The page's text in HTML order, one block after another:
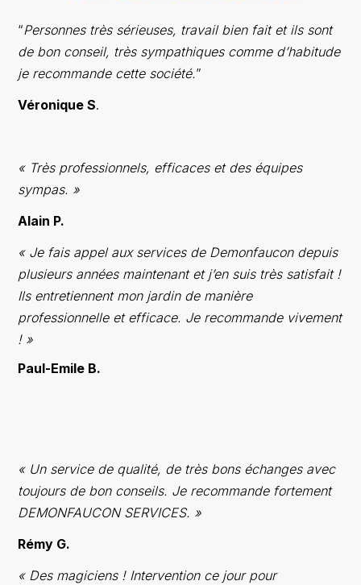
“Personnes très sérieuses, travail bien fait et ils sont
de bon conseil, très sympathiques comme d’habitude
je recommande cette société.”
Véronique S.
« Très professionnels, efficaces et des équipes
sympas. »
Alain P.
« Je fais appel aux services de Demonfaucon depuis
plusieurs années maintenant et j’en suis très satisfait !
Ils entretiennent mon jardin de manière
professionnelle et efficace. Je recommande vivement
! »
Paul-Emile B.
« Un service de qualité, de très bons échanges avec
toujours de bon conseils. Je recommande fortement
DEMONFAUCON SERVICES. »
Rémy G.
« Des magiciens ! Intervention ce jour pour